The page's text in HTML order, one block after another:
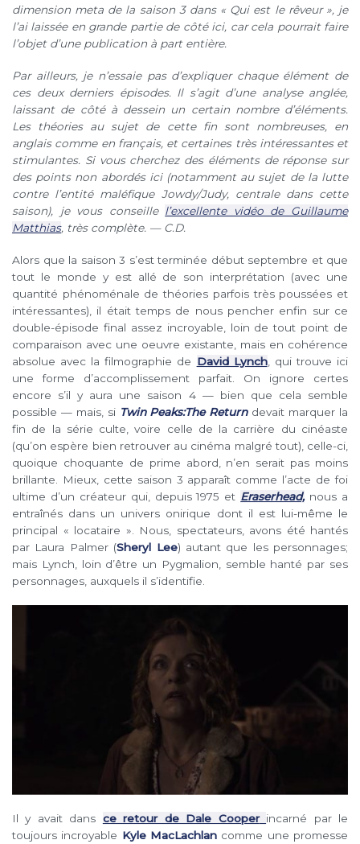
dimension meta de la saison 3 dans « Qui est le rêveur », je
l’ai laissée en grande partie de côté ici, car cela pourrait faire
l’objet d’une publication à part entière.
Par ailleurs, je n’essaie pas d’expliquer chaque élément de
ces deux derniers épisodes. Il s’agit d’une analyse anglée,
laissant de côté à dessein un certain nombre d’éléments.
Les théories au sujet de cette fin sont nombreuses, en
anglais comme en français, et certaines très intéressantes et
stimulantes. Si vous cherchez des éléments de réponse sur
des points non abordés ici (notamment au sujet de la lutte
contre l’entité maléfique Jowdy/Judy, centrale dans cette
saison), je vous conseille l’excellente vidéo de Guillaume
Matthias, très complète. — C.D.
Alors que la saison 3 s’est terminée début septembre et que
tout le monde y est allé de son interprétation (avec une
quantité phénoménale de théories parfois très poussées et
intéressantes), il était temps de nous pencher enfin sur ce
double-épisode final assez incroyable, loin de tout point de
comparaison avec une oeuvre existante, mais en cohérence
absolue avec la filmographie de David Lynch, qui trouve ici
une forme d’accomplissement parfait. On ignore certes
encore s’il y aura une saison 4 — bien que cela semble
possible — mais, si Twin Peaks:The Returndevait marquer la
fin de la série culte, voire celle de la carrière du cinéaste
(qu’on espère bien retrouver au cinéma malgré tout), celle-ci,
quoique choquante de prime abord, n’en serait pas moins
brillante. Mieux, cette saison 3 apparaît comme l’acte de foi
ultime d’un créateur qui, depuis 1975 et Eraserhead,nous a
entraînés dans un univers onirique dont il est lui-même le
principal « locataire ». Nous, spectateurs, avons été hantés
par Laura Palmer (Sheryl Lee) autant que les personnages;
mais Lynch, loin d’être un Pygmalion, semble hanté par ses
personnages, auxquels il s’identifie.
Il y avait dans ce retour de Dale Cooper incarné par le
toujours incroyable Kyle MacLachlan comme une promesse